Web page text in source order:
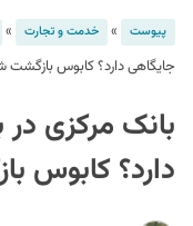
پیوست » خدمت و تجارت »
جایگاهی دارد؟ کابوس بازگشت
بانک مرکزی در
دارد؟ کابوس